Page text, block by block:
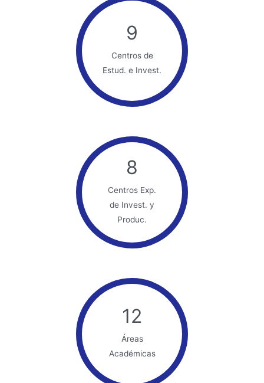
9
Centros de
Estud. e Invest.
8
Centros Exp.
de Invest. y
Produc.
12
Áreas
Académicas